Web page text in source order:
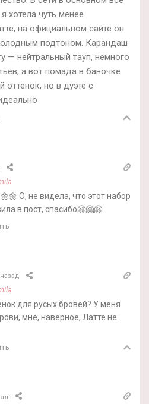
хотела чуть менее
на официальном сайте он
подтоном. Карандаш
— нейтральный тауп, немного
а вот помада в баночке
оттенок, но в дуэте с
О, не видела, что этот набор
в пост, спасибо🤗🤗🤗
для русых бровей? У меня
мне, наверное, Латте не